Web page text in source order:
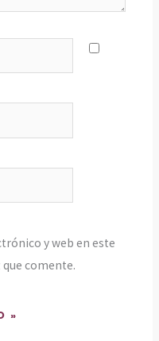
y web en este
comente.